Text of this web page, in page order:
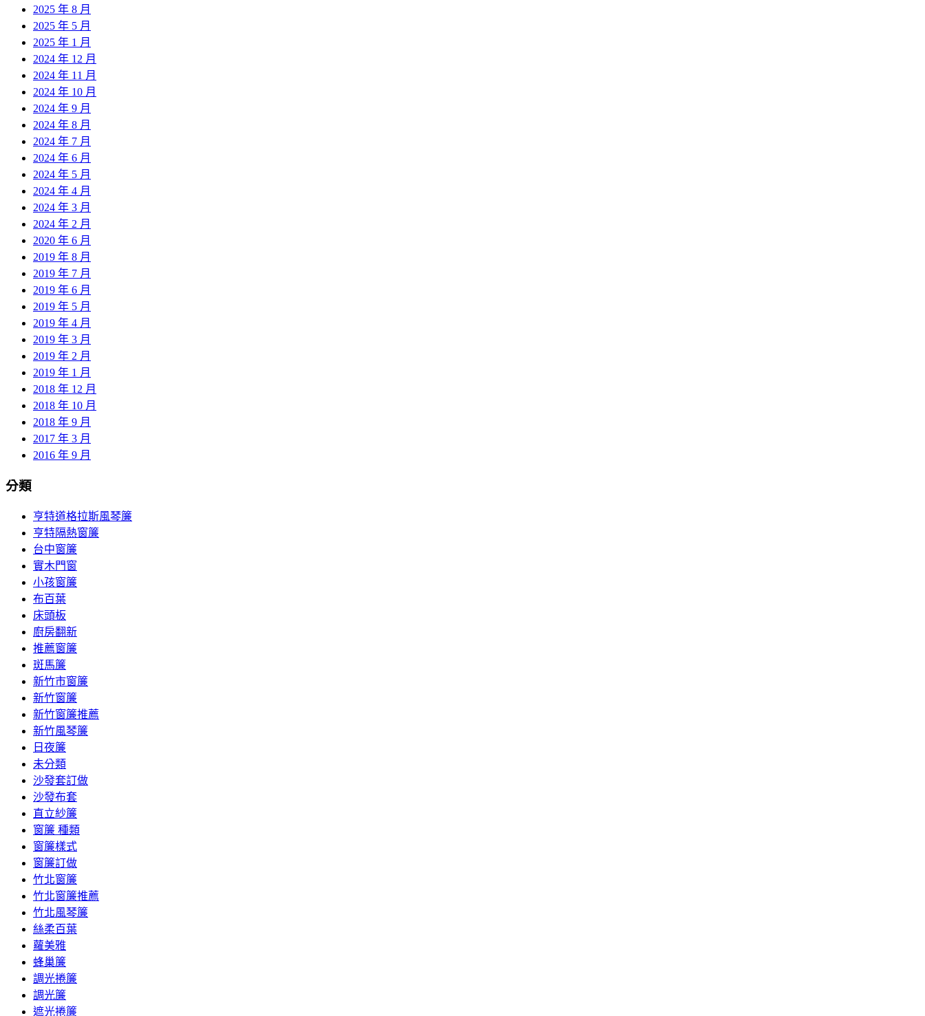
2025 年 8 月
2025 年 5 月
2025 年 1 月
2024 年 12 月
2024 年 11 月
2024 年 10 月
2024 年 9 月
2024 年 8 月
2024 年 7 月
2024 年 6 月
2024 年 5 月
2024 年 4 月
2024 年 3 月
2024 年 2 月
2020 年 6 月
2019 年 8 月
2019 年 7 月
2019 年 6 月
2019 年 5 月
2019 年 4 月
2019 年 3 月
2019 年 2 月
2019 年 1 月
2018 年 12 月
2018 年 10 月
2018 年 9 月
2017 年 3 月
2016 年 9 月
分類
亨特道格拉斯風琴簾
亨特隔熱窗簾
台中窗簾
實木門窗
小孩窗簾
布百葉
床頭板
廚房翻新
推薦窗簾
斑馬簾
新竹市窗簾
新竹窗簾
新竹窗簾推薦
新竹風琴簾
日夜簾
未分類
沙發套訂做
沙發布套
直立紗簾
窗簾 種類
窗簾樣式
窗簾訂做
竹北窗簾
竹北窗簾推薦
竹北風琴簾
絲柔百葉
蘿美雅
蜂巢簾
調光捲簾
調光簾
遮光捲簾